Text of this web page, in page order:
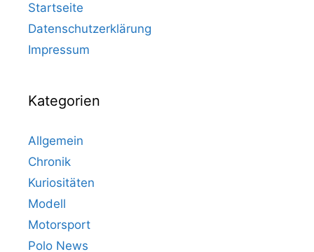
Startseite
Datenschutzerklärung
Impressum
Kategorien
Allgemein
Chronik
Kuriositäten
Modell
Motorsport
Polo News